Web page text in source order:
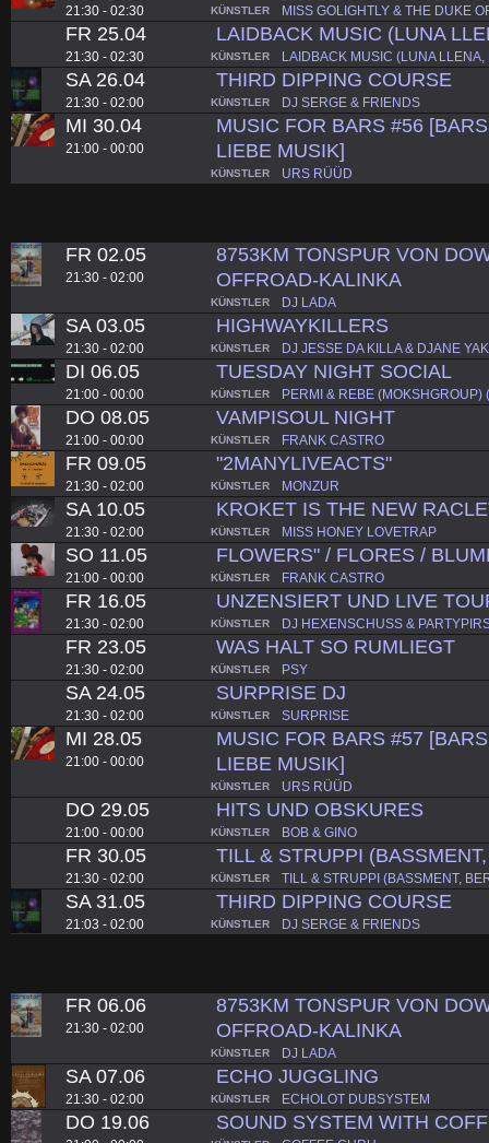
21:30 - 02:30 KÜNSTLER MISS GOLIGHTLY & THE DUKE
FR 25.04
21:30 - 02:30
LAIDBACK MUSIC (LUNA
KÜNSTLER LAIDBACK MUSIC (LUNA LLENA,
SA 26.04
21:30 - 02:00
THIRD DIPPING COURSE
KÜNSTLER DJ SERGE & FRIENDS
MI 30.04
21:00 - 00:00
MUSIC FOR BARS #56
LIEBE MUSIK]
KÜNSTLER URS RÜÜD
FR 02.05
21:30 - 02:00
8753KM TONSPUR VON
OFFROAD-KALINKA
KÜNSTLER DJ LADA
SA 03.05
21:30 - 02:00
HIGHWAYKILLERS
KÜNSTLER DJ JESSE DA KILLA & DJANE YAK
DI 06.05
21:00 - 00:00
TUESDAY NIGHT SOCIAL
KÜNSTLER PERMI & REBE (MOKSHGROUP)
DO 08.05
21:00 - 00:00
VAMPISOUL NIGHT
KÜNSTLER FRANK CASTRO
FR 09.05
21:30 - 02:00
"2MANYLIVEACTS"
KÜNSTLER MONZUR
SA 10.05
21:30 - 02:00
KROKET IS THE NEW
KÜNSTLER MISS HONEY LOVETRAP
SO 11.05
21:00 - 00:00
FLOWERS" / FLORES /
KÜNSTLER FRANK CASTRO
FR 16.05
21:30 - 02:00
UNZENSIERT UND LIVE
KÜNSTLER DJ HEXENSCHUSS &
FR 23.05
21:30 - 02:00
WAS HALT SO RUMLIEGT
KÜNSTLER PSY
SA 24.05
21:30 - 02:00
SURPRISE DJ
KÜNSTLER SURPRISE
MI 28.05
21:00 - 00:00
MUSIC FOR BARS #57
LIEBE MUSIK]
KÜNSTLER URS RÜÜD
DO 29.05
21:00 - 00:00
HITS UND OBSKURES
KÜNSTLER BOB & GINO
FR 30.05
21:30 - 02:00
TILL & STRUPPI
KÜNSTLER TILL & STRUPPI (BASSMENT,
SA 31.05
21:03 - 02:00
THIRD DIPPING COURSE
KÜNSTLER DJ SERGE & FRIENDS
FR 06.06
21:30 - 02:00
8753KM TONSPUR VON
OFFROAD-KALINKA
KÜNSTLER DJ LADA
SA 07.06
21:30 - 02:00
ECHO JUGGLING
KÜNSTLER ECHOLOT DUBSYSTEM
DO 19.06 SOUND SYSTEM WITH